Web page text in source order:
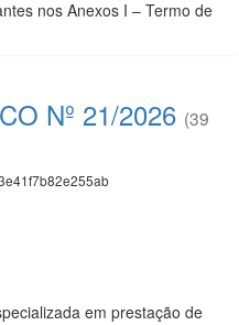
nos Anexos I – Termo de
Nº 21/2026 (39
em prestação de